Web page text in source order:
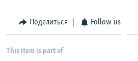
Поделиться Follow us
This item is part of